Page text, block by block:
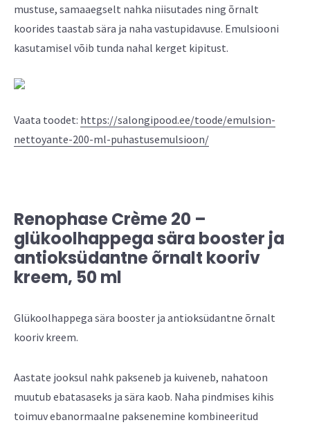
mustuse, samaaegselt nahka niisutades ning õrnalt
koorides taastab sära ja naha vastupidavuse. Emulsiooni
kasutamisel võib tunda nahal kerget kipitust.
Vaata toodet: https://salongipood.ee/toode/emulsion-
nettoyante-200-ml-puhastusemulsioon/
Renophase Crème 20 –
glükoolhappega sära booster ja
antioksüdantne õrnalt kooriv
kreem, 50 ml
Glükoolhappega sära booster ja antioksüdantne õrnalt
kooriv kreem.
Aastate jooksul nahk pakseneb ja kuiveneb, nahatoon
muutub ebatasaseks ja sära kaob. Naha pindmises kihis
toimuv ebanormaalne paksenemine kombineeritud